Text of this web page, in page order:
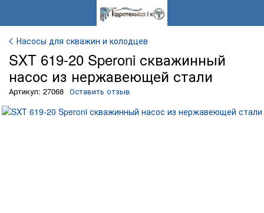
Насосы для скважин и колодцев
SXT 619-20 Speroni скважинный
насос из нержавеющей стали
Артикул: 27068 Оставить отзыв